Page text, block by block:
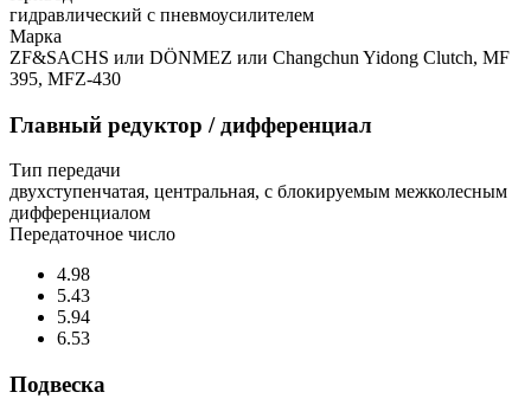
гидравлический с пневмоусилителем
Марка
ZF&SACHS или DÖNMEZ или Changchun Yidong Clutch, MF
395, MFZ-430
Главный редуктор / дифференциал
Тип передачи
двухступенчатая, центральная, с блокируемым межколесным
дифференциалом
Передаточное число
4.98
5.43
5.94
6.53
Подвеска